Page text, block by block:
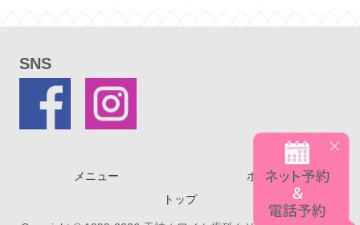
SNS
メニュー
ホーム
トップ